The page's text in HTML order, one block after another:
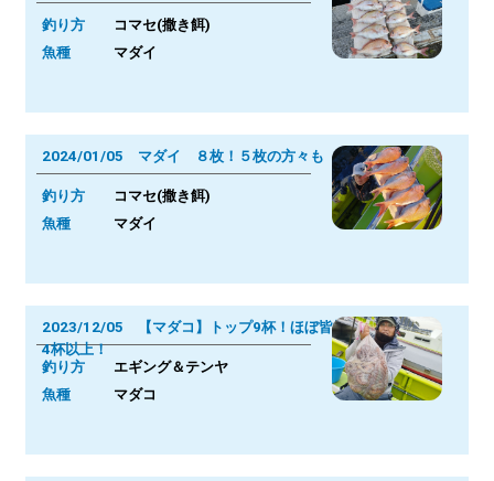
釣り方
コマセ(撒き餌)
魚種 マダイ
2024/01/05 マダイ ８枚！５枚の方々も
釣り方
コマセ(撒き餌)
魚種 マダイ
2023/12/05 【マダコ】トップ9杯！ほぼ皆様
4杯以上！
釣り方 エギング＆テンヤ
魚種 マダコ